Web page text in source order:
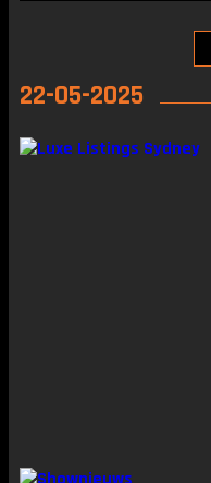
22-05-2025